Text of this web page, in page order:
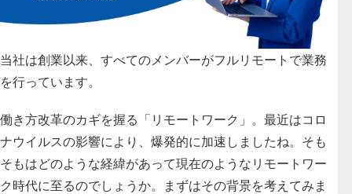
当社は創業以来、すべてのメンバーがフルリモートで業務
を行っています。
働き方改革のカギを握る「リモートワーク」 。最近はコロ
ナウイルスの影響により、爆発的に加速しましたね。そも
そもはどのような経緯があって現在のようなリモートワー
ク時代に至るのでしょうか。まずはその背景を考えてみま